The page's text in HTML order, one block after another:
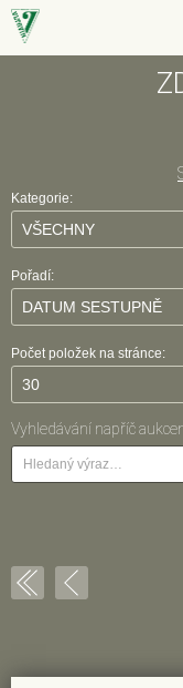
Kategorie:
Pořadí:
Počet položek na stránce:
Vyhledávání napříč